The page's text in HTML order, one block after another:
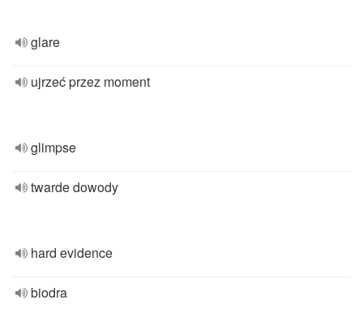
glare
ujrzeć przez moment
glimpse
twarde dowody
hard evidence
biodra